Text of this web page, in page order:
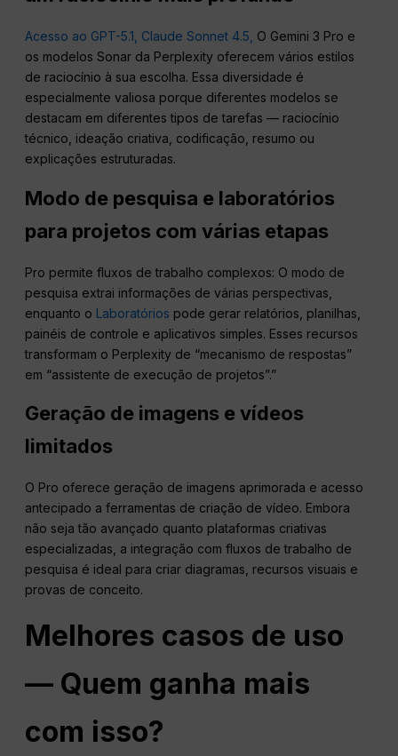
Acesso ao GPT-5.1, Claude Sonnet 4.5, O Gemini 3 Pro e
os modelos Sonar da Perplexity oferecem vários estilos
de raciocínio à sua escolha. Essa diversidade é
especialmente valiosa porque diferentes modelos se
destacam em diferentes tipos de tarefas — raciocínio
técnico, ideação criativa, codificação, resumo ou
explicações estruturadas.
Modo de pesquisa e laboratórios
para projetos com várias etapas
Pro permite fluxos de trabalho complexos: O modo de
pesquisa extrai informações de várias perspectivas,
enquanto o Laboratórios pode gerar relatórios, planilhas,
painéis de controle e aplicativos simples. Esses recursos
transformam o Perplexity de “mecanismo de respostas”
em “assistente de execução de projetos”.”
Geração de imagens e vídeos
limitados
O Pro oferece geração de imagens aprimorada e acesso
antecipado a ferramentas de criação de vídeo. Embora
não seja tão avançado quanto plataformas criativas
especializadas, a integração com fluxos de trabalho de
pesquisa é ideal para criar diagramas, recursos visuais e
provas de conceito.
Melhores casos de uso
— Quem ganha mais
com isso?